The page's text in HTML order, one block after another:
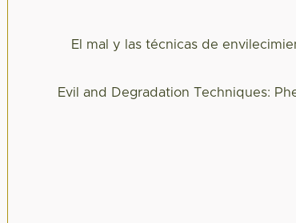
El mal y las técnicas de
Evil and Degradation Techniques: